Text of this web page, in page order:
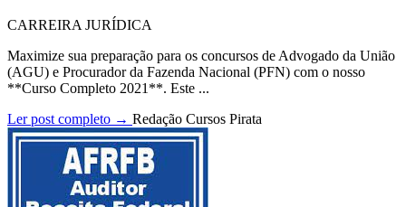
CARREIRA JURÍDICA
Maximize sua preparação para os concursos de Advogado da União
(AGU) e Procurador da Fazenda Nacional (PFN) com o nosso
**Curso Completo 2021**. Este ...
Ler post completo → Redação Cursos Pirata